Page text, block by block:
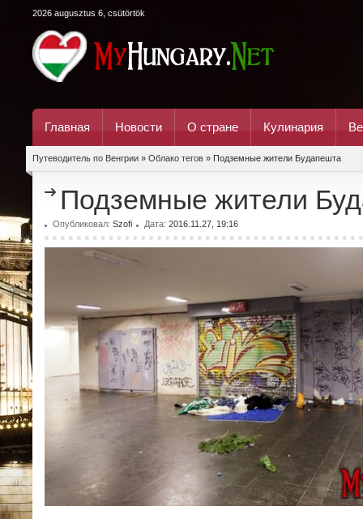
2026 augusztus 6, csütörtök
Главная Новости О стране Кулинария
Путеводитель по Венгрии » Облако тегов » Подземные жители Будапешта
Подземные жители
Опубликовал: Szofi Дата: 2016.11.27, 19:16